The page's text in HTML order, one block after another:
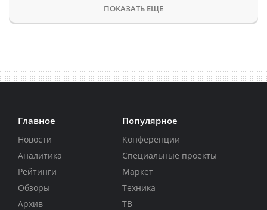
ПОКАЗАТЬ ЕЩЕ
Главное
Новости
Аналитика
Рейтинги
Обзоры
Архив
Популярное
Конференции
Специальные проекты
Маркет
Техника
ТВ